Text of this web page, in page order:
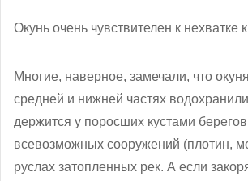
Окунь очень чувствителен к нехватке
Многие, наверное, замечали, что
средней и нижней частях
держится у поросших кустами
всевозможных сооружений (плотин,
руслах затопленных рек. А если